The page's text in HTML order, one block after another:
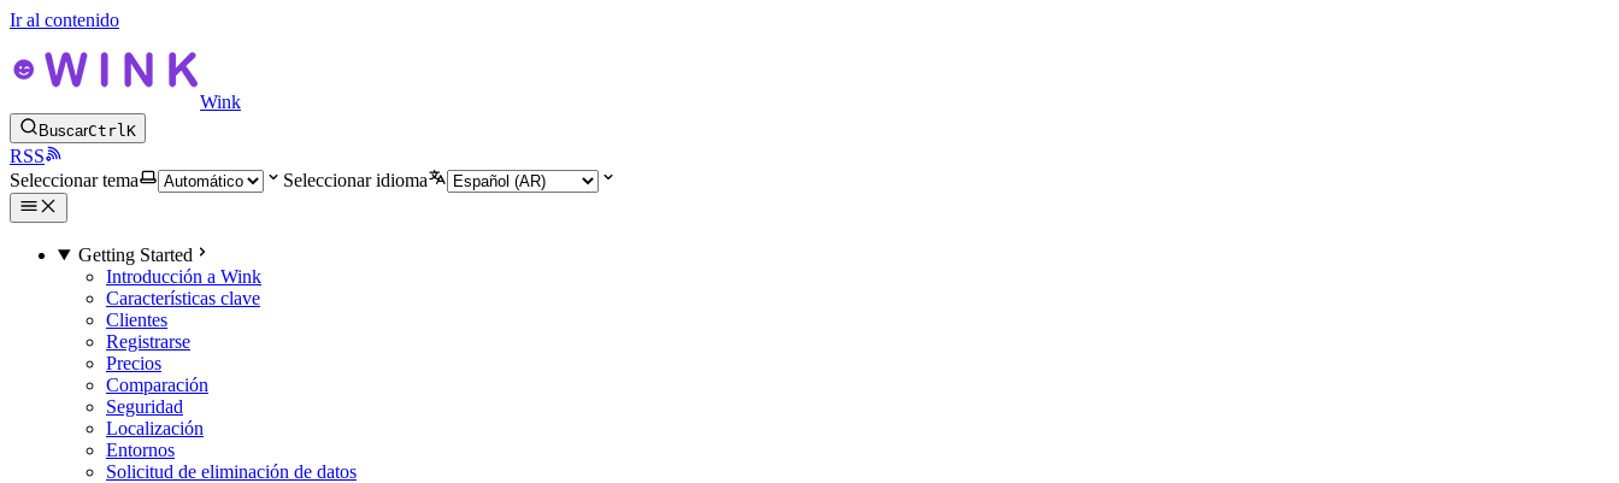
Ir al contenido
Wink
BuscarCtrlK
RSS
Seleccionar tema
Seleccionar idioma
Getting Started
Introducción a Wink
Características clave
Clientes
Registrarse
Precios
Comparación
Seguridad
Localización
Entornos
Solicitud de eliminación de datos